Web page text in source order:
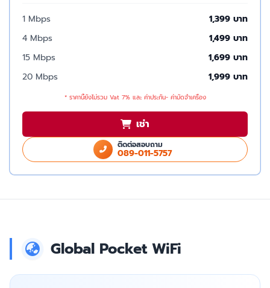
1 Mbps
1,399 บาท
4 Mbps
1,499 บาท
15 Mbps
1,699 บาท
20 Mbps
1,999 บาท
* ราคานี้ยังไม่รวม Vat 7% และ ค่าประกัน- ค่ามัดจำเครื่อง
เช่า
ติดต่อสอบถาม
089-011-5757
Global Pocket WiFi